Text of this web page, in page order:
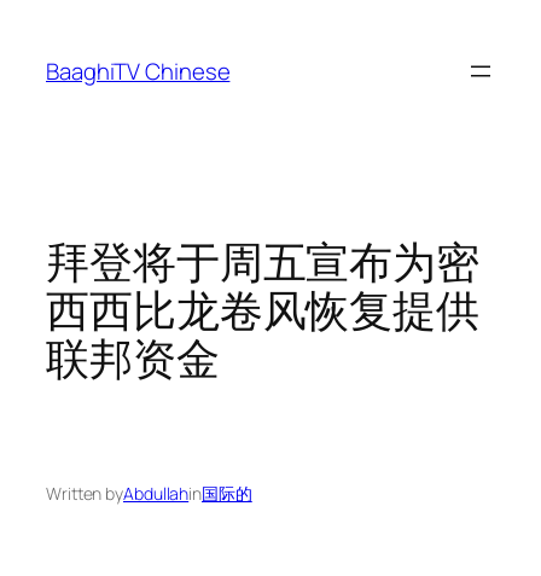
content
BaaghiTV Chinese
拜登将于周五宣布为密
西西比龙卷风恢复提供
联邦资金
Written byAbdullahin国际的